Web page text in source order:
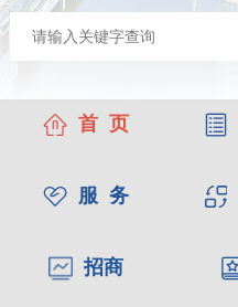
首 页
服 务
招商